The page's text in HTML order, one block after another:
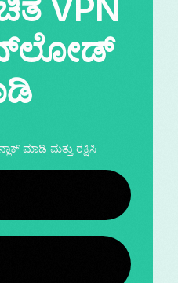
VPN
ಮಾಡಿ ಮತ್ತು ರಕ್ಷಿಸಿ